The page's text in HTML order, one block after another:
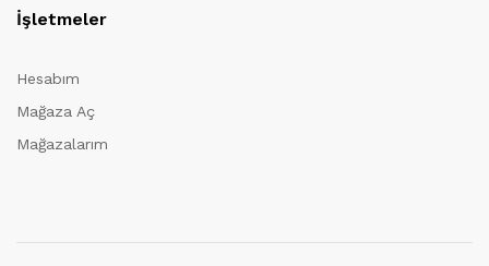
İşletmeler
Hesabım
Mağaza Aç
Mağazalarım